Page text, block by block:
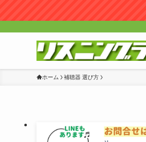
ホーム 補聴器 選び方